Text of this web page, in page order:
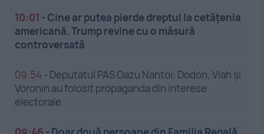
10:01 -Cine ar putea pierde dreptul la cetățenia
americană. Trump revine cu o măsură
controversată
09:54 - Deputatul PAS Oazu Nantoi: Dodon, Vlah și
Voronin au folosit propaganda din interese
electorale